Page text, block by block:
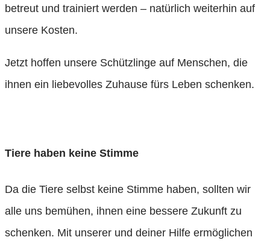
betreut und trainiert werden – natürlich weiterhin auf
unsere Kosten.
Jetzt hoffen unsere Schützlinge auf Menschen, die
ihnen ein liebevolles Zuhause fürs Leben schenken.
Tiere haben keine Stimme
Da die Tiere selbst keine Stimme haben, sollten wir
alle uns bemühen, ihnen eine bessere Zukunft zu
schenken. Mit unserer und deiner Hilfe ermöglichen